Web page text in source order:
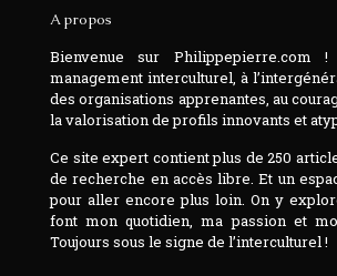
A propos
Bienvenue sur
management interculturel, à
des organisations apprenantes, au
la valorisation de profils innovants et
Ce site expert contient plus de 250
de recherche en accès libre. Et un
pour aller encore plus loin. On y
font mon quotidien, ma passion et
Toujours sous le signe de l’interculturel !